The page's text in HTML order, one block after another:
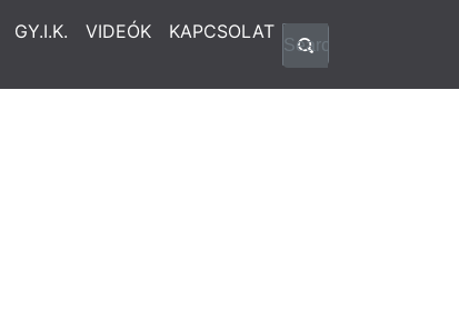
GY.I.K. VIDEÓK KAPCSOLAT